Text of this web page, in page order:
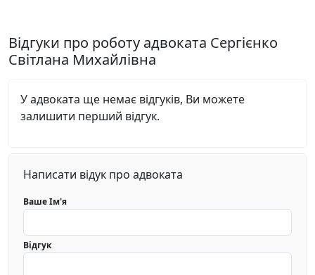
Відгуки про роботу адвоката Сергієнко
Світлана Михайлівна
У адвоката ще немає відгуків, Ви можете
залишити перший відгук.
Написати відук про адвоката
Ваше Ім'я
Відгук